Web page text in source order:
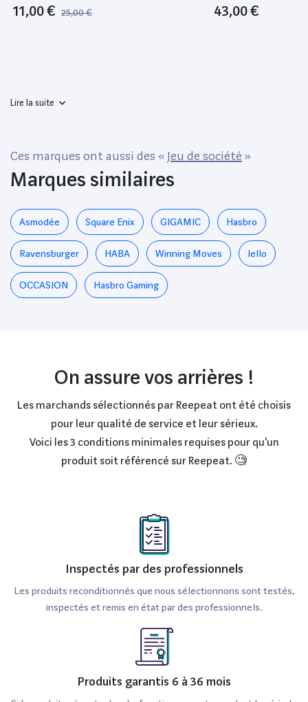
11,00 € 25,00 € 43,00 €
Lire la suite
Ces marques ont aussi des « Jeu de société »
Marques similaires
Asmodée ‎Square Enix GIGAMIC Hasbro
Ravensburger HABA Winning Moves Iello
OCCASION Hasbro Gaming
On assure vos arrières !
Les marchands sélectionnés par Reepeat ont été choisis
pour leur qualité de service et leur sérieux.
Voici les 3 conditions minimales requises pour qu'un
produit soit référencé sur Reepeat. 🧐
Inspectés par des professionnels
Les produits reconditionnés que nous sélectionnons sont testés,
inspectés et remis en état par des professionnels.
Produits garantis 6 à 36 mois